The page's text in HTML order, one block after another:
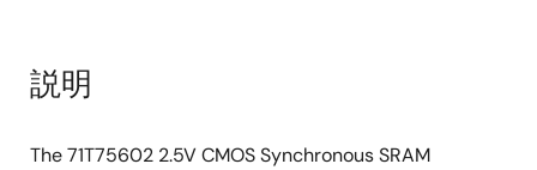
説明
The 71T75602 2.5V CMOS Synchronous SRAM